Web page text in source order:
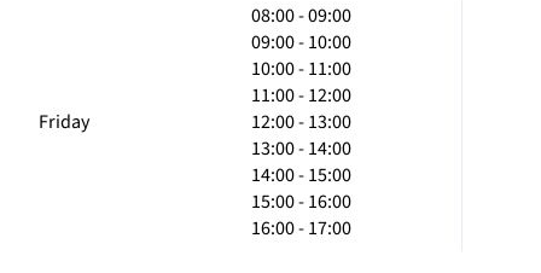
Friday
08:00 - 09:00
09:00 - 10:00
10:00 - 11:00
11:00 - 12:00
12:00 - 13:00
13:00 - 14:00
14:00 - 15:00
15:00 - 16:00
16:00 - 17:00